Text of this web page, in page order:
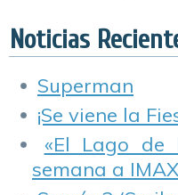
Noticias
Superman
¡Se viene la
«El Lago de
semana a